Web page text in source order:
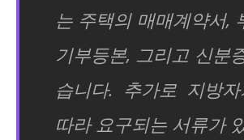
는 주택의 매매계약서,
기부등본, 그리고 신분
습니다. 추가로 지방자
따라 요구되는 서류가